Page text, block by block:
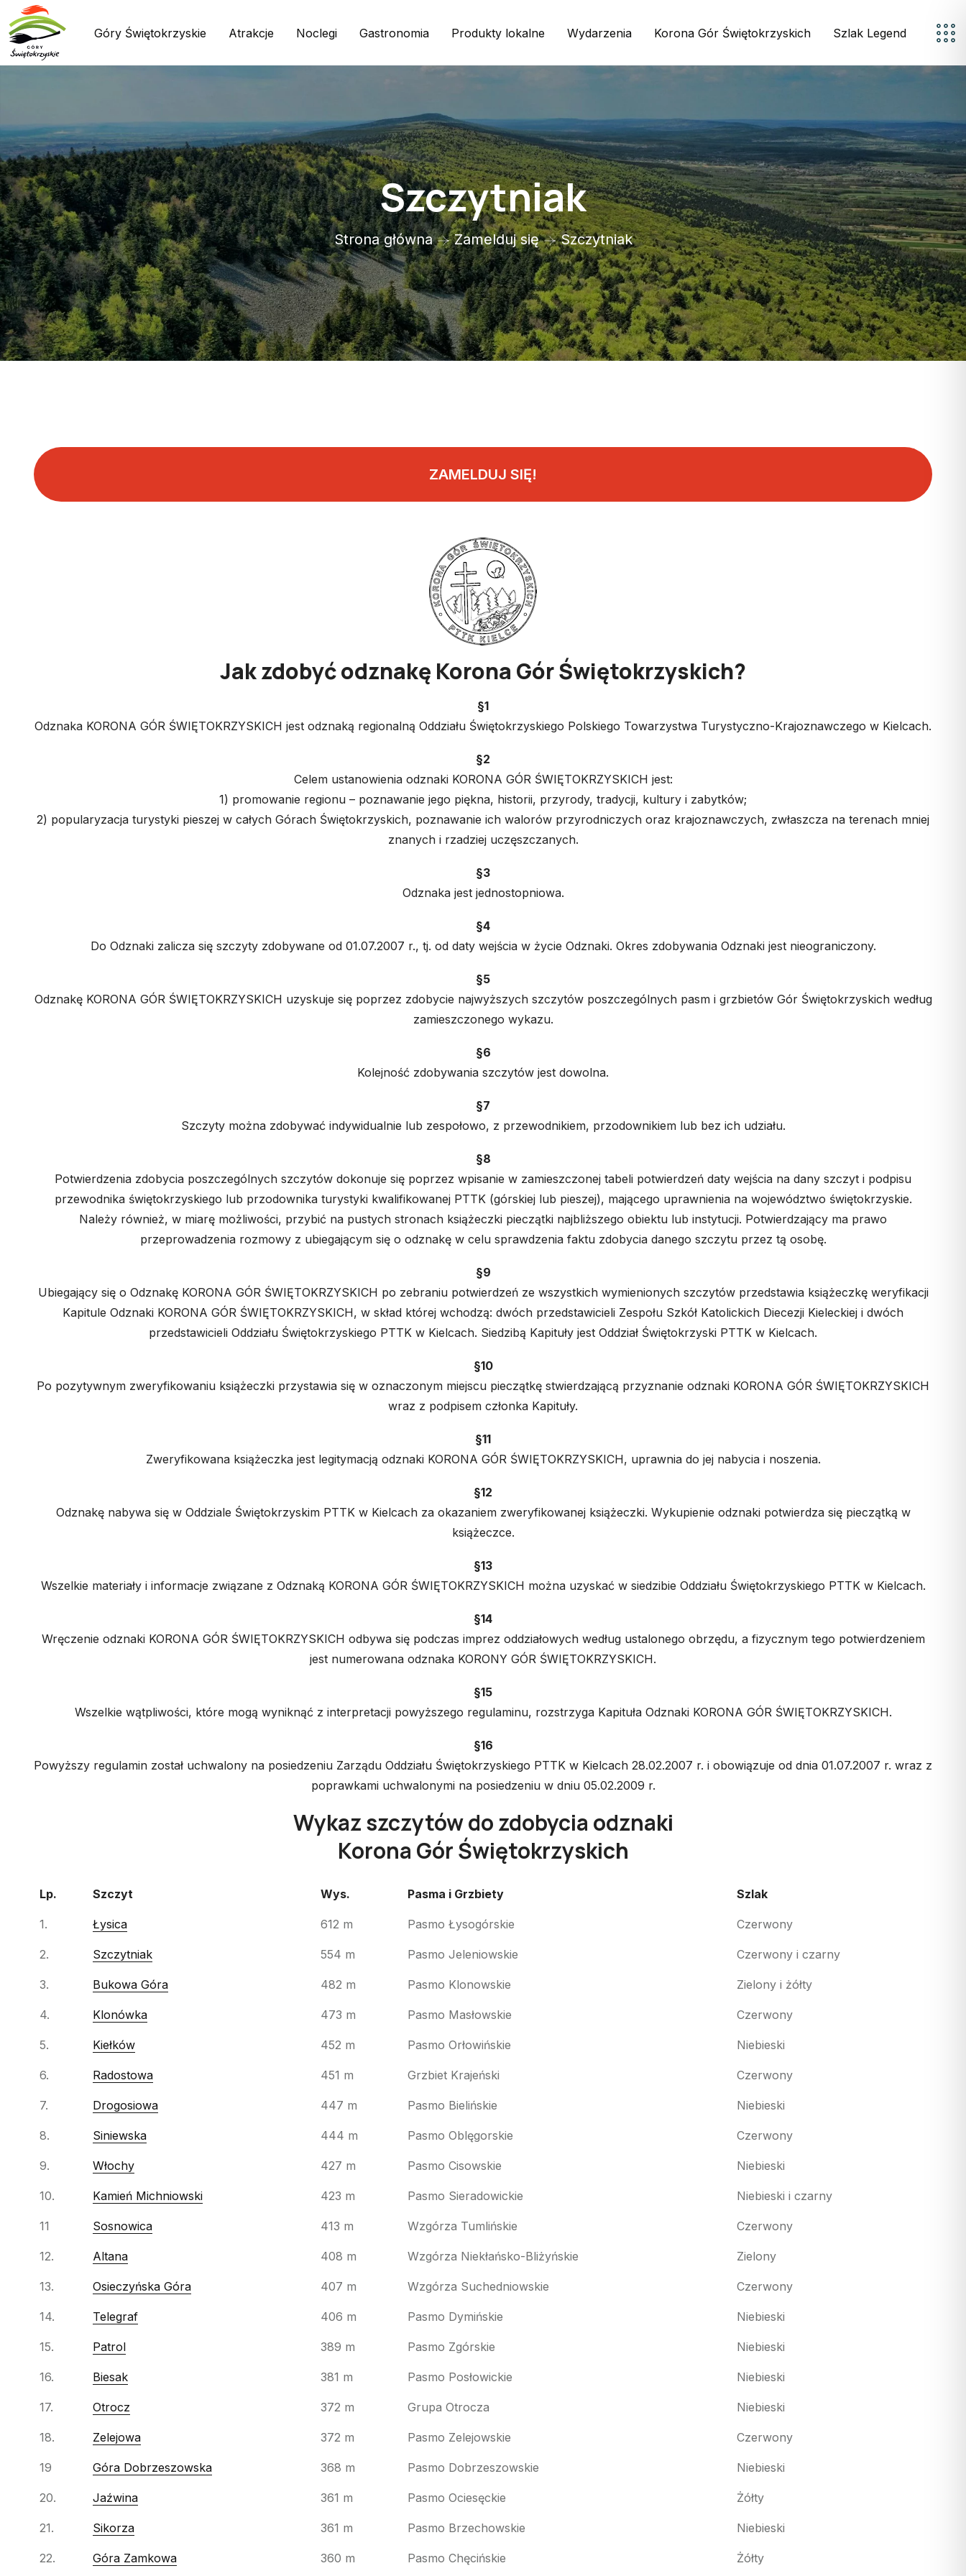
Góry Świętokrzyskie Atrakcje Noclegi Gastronomia Produkty lokalne Wydarzenia Korona Gór Świętokrzyskich Szlak Legend
Szczytniak
Strona główna Zamelduj się Szczytniak
ZAMELDUJ SIĘ!
Jak zdobyć odznakę Korona Gór Świętokrzyskich?
§1
Odznaka KORONA GÓR ŚWIĘTOKRZYSKICH jest odznaką regionalną Oddziału Świętokrzyskiego Polskiego Towarzystwa Turystyczno-Krajoznawczego w Kielcach.
§2
Celem ustanowienia odznaki KORONA GÓR ŚWIĘTOKRZYSKICH jest:
1) promowanie regionu – poznawanie jego piękna, historii, przyrody, tradycji, kultury i zabytków;
2) popularyzacja turystyki pieszej w całych Górach Świętokrzyskich, poznawanie ich walorów przyrodniczych oraz krajoznawczych, zwłaszcza na terenach mniej
znanych i rzadziej uczęszczanych.
§3
Odznaka jest jednostopniowa.
§4
Do Odznaki zalicza się szczyty zdobywane od 01.07.2007 r., tj. od daty wejścia w życie Odznaki. Okres zdobywania Odznaki jest nieograniczony.
§5
Odznakę KORONA GÓR ŚWIĘTOKRZYSKICH uzyskuje się poprzez zdobycie najwyższych szczytów poszczególnych pasm i grzbietów Gór Świętokrzyskich według
zamieszczonego wykazu.
§6
Kolejność zdobywania szczytów jest dowolna.
§7
Szczyty można zdobywać indywidualnie lub zespołowo, z przewodnikiem, przodownikiem lub bez ich udziału.
§8
Potwierdzenia zdobycia poszczególnych szczytów dokonuje się poprzez wpisanie w zamieszczonej tabeli potwierdzeń daty wejścia na dany szczyt i podpisu
przewodnika świętokrzyskiego lub przodownika turystyki kwalifikowanej PTTK (górskiej lub pieszej), mającego uprawnienia na województwo świętokrzyskie.
Należy również, w miarę możliwości, przybić na pustych stronach książeczki pieczątki najbliższego obiektu lub instytucji. Potwierdzający ma prawo
przeprowadzenia rozmowy z ubiegającym się o odznakę w celu sprawdzenia faktu zdobycia danego szczytu przez tą osobę.
§9
Ubiegający się o Odznakę KORONA GÓR ŚWIĘTOKRZYSKICH po zebraniu potwierdzeń ze wszystkich wymienionych szczytów przedstawia książeczkę weryfikacji
Kapitule Odznaki KORONA GÓR ŚWIĘTOKRZYSKICH, w skład której wchodzą: dwóch przedstawicieli Zespołu Szkół Katolickich Diecezji Kieleckiej i dwóch
przedstawicieli Oddziału Świętokrzyskiego PTTK w Kielcach. Siedzibą Kapituły jest Oddział Świętokrzyski PTTK w Kielcach.
§10
Po pozytywnym zweryfikowaniu książeczki przystawia się w oznaczonym miejscu pieczątkę stwierdzającą przyznanie odznaki KORONA GÓR ŚWIĘTOKRZYSKICH
wraz z podpisem członka Kapituły.
§11
Zweryfikowana książeczka jest legitymacją odznaki KORONA GÓR ŚWIĘTOKRZYSKICH, uprawnia do jej nabycia i noszenia.
§12
Odznakę nabywa się w Oddziale Świętokrzyskim PTTK w Kielcach za okazaniem zweryfikowanej książeczki. Wykupienie odznaki potwierdza się pieczątką w
książeczce.
§13
Wszelkie materiały i informacje związane z Odznaką KORONA GÓR ŚWIĘTOKRZYSKICH można uzyskać w siedzibie Oddziału Świętokrzyskiego PTTK w Kielcach.
§14
Wręczenie odznaki KORONA GÓR ŚWIĘTOKRZYSKICH odbywa się podczas imprez oddziałowych według ustalonego obrzędu, a fizycznym tego potwierdzeniem
jest numerowana odznaka KORONY GÓR ŚWIĘTOKRZYSKICH.
§15
Wszelkie wątpliwości, które mogą wyniknąć z interpretacji powyższego regulaminu, rozstrzyga Kapituła Odznaki KORONA GÓR ŚWIĘTOKRZYSKICH.
§16
Powyższy regulamin został uchwalony na posiedzeniu Zarządu Oddziału Świętokrzyskiego PTTK w Kielcach 28.02.2007 r. i obowiązuje od dnia 01.07.2007 r. wraz z
poprawkami uchwalonymi na posiedzeniu w dniu 05.02.2009 r.
Wykaz szczytów do zdobycia odznaki
Korona Gór Świętokrzyskich
Lp. Szczyt Wys. Pasma i Grzbiety
Szlak
Lp.
Szczyt Wys. Pasma i Grzbiety Szlak
1. Łysica 612 m Pasmo Łysogórskie Czerwony
2. Szczytniak 554 m Pasmo Jeleniowskie Czerwony i czarny
3. Bukowa Góra 482 m Pasmo Klonowskie Zielony i żółty
4. Klonówka 473 m Pasmo Masłowskie Czerwony
5. Kiełków 452 m Pasmo Orłowińskie Niebieski
6. Radostowa 451 m Grzbiet Krajeński Czerwony
7. Drogosiowa 447 m Pasmo Bielińskie Niebieski
8. Siniewska 444 m Pasmo Oblęgorskie Czerwony
9. Włochy 427 m Pasmo Cisowskie Niebieski
10. Kamień Michniowski 423 m Pasmo Sieradowickie Niebieski i czarny
11 Sosnowica 413 m Wzgórza Tumlińskie Czerwony
12. Altana 408 m Wzgórza Niekłańsko-Bliżyńskie Zielony
13. Osieczyńska Góra 407 m Wzgórza Suchedniowskie Czerwony
14. Telegraf 406 m Pasmo Dymińskie Niebieski
15. Patrol 389 m Pasmo Zgórskie Niebieski
16. Biesak 381 m Pasmo Posłowickie Niebieski
17. Otrocz 372 m Grupa Otrocza Niebieski
18. Zelejowa 372 m Pasmo Zelejowskie Czerwony
19 Góra Dobrzeszowska 368 m Pasmo Dobrzeszowskie Niebieski
20. Jaźwina 361 m Pasmo Ociesęckie Żółty
21. Sikorza 361 m Pasmo Brzechowskie Niebieski
22. Góra Zamkowa 360 m Pasmo Chęcińskie Żółty